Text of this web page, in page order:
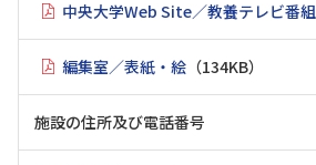
中央大学Web Site／教養テレビ番
編集室／表紙・絵 （134KB）
施設の住所及び電話番号